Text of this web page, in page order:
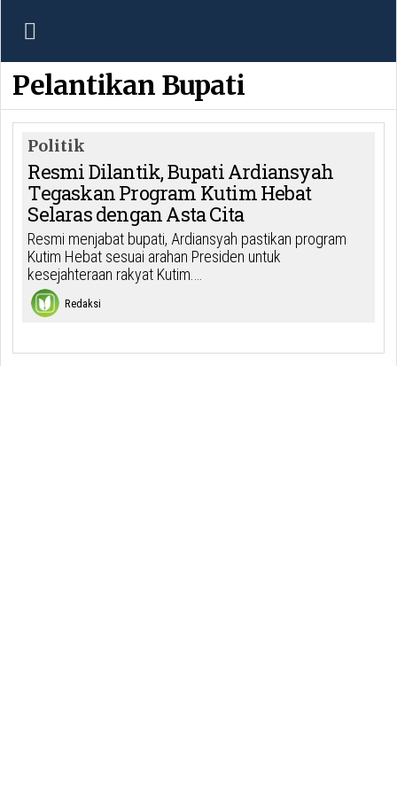
Pelantikan Bupati
Politik
Resmi Dilantik, Bupati Ardiansyah
Tegaskan Program Kutim Hebat
Selaras dengan Asta Cita
Resmi menjabat bupati, Ardiansyah pastikan program
Kutim Hebat sesuai arahan Presiden untuk
kesejahteraan rakyat Kutim.…
Redaksi